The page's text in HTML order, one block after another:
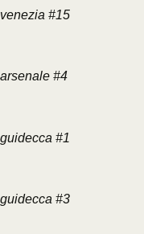
venezia #15
arsenale #4
guidecca #1
guidecca #3